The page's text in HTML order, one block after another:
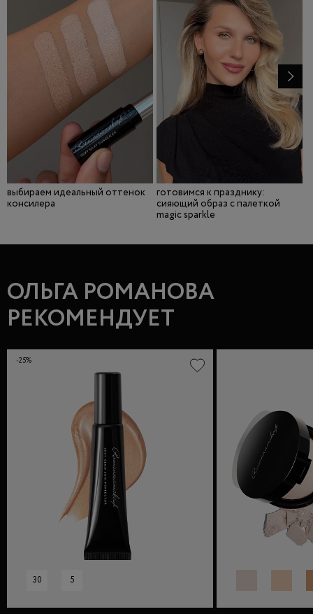
выбираем идеальный оттенок
консилера
готовимся к празднику:
сияющий образ с палеткой
magic sparkle
ОЛЬГА РОМАНОВА
РЕКОМЕНДУЕТ
-25%
30 5